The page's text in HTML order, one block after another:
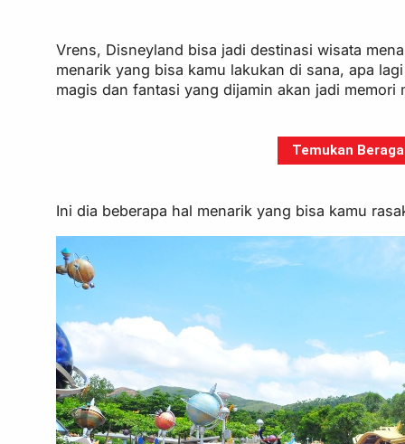
Vrens, Disneyland bisa jadi destinasi wisata
menarik yang bisa kamu lakukan di sana, apa
magis dan fantasi yang dijamin akan jadi memori
Temukan
Ini dia beberapa hal menarik yang bisa kamu